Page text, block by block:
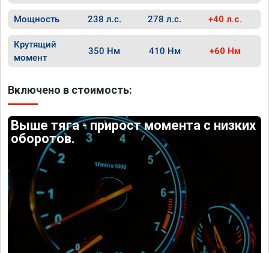
Мощность 238 л.с. 278 л.с. +40 л.с.
Крутящий
момент
350 Нм 410 Нм +60 Нм
Включено в стоимость:
Выше тяга - прирост момента с низких
оборотов.